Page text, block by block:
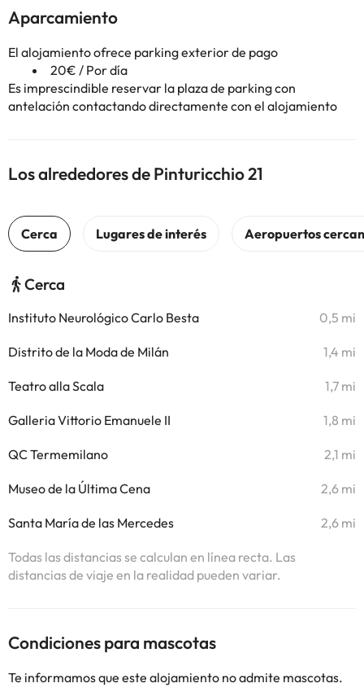
Aparcamiento
El alojamiento ofrece parking exterior de pago
20€ / Por día
Es imprescindible reservar la plaza de parking con
antelación contactando directamente con el alojamiento
Los alrededores de Pinturicchio 21
Cerca
Instituto Neurológico Carlo Besta 0,5 mi
Distrito de la Moda de Milán 1,4 mi
Teatro alla Scala 1,7 mi
Galleria Vittorio Emanuele II 1,8 mi
QC Termemilano 2,1 mi
Museo de la Última Cena 2,6 mi
Santa María de las Mercedes 2,6 mi
Todas las distancias se calculan en línea recta. Las
distancias de viaje en la realidad pueden variar.
Condiciones para mascotas
Te informamos que este alojamiento no admite mascotas.